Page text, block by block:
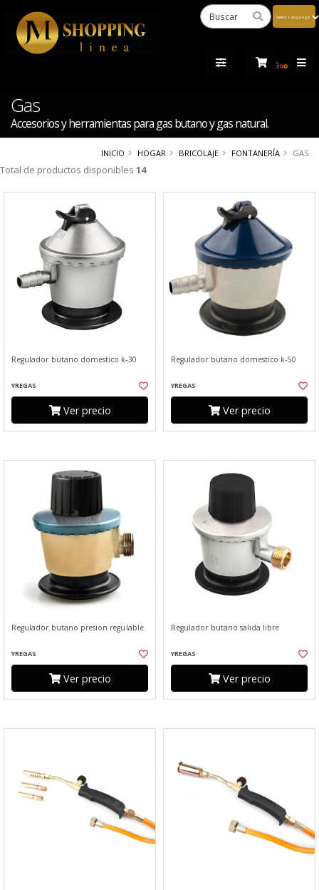
Gas
Accesorios y herramientas para gas butano y gas natural.
INICIO HOGAR BRICOLAJE FONTANERÍA GAS
Total de productos disponibles 14
Regulador butano domestico k-30
YREGAS
Ver precio
Regulador butano domestico k-50
YREGAS
Ver precio
Regulador butano presion regulable
YREGAS
Ver precio
Regulador butano salida libre
YREGAS
Ver precio